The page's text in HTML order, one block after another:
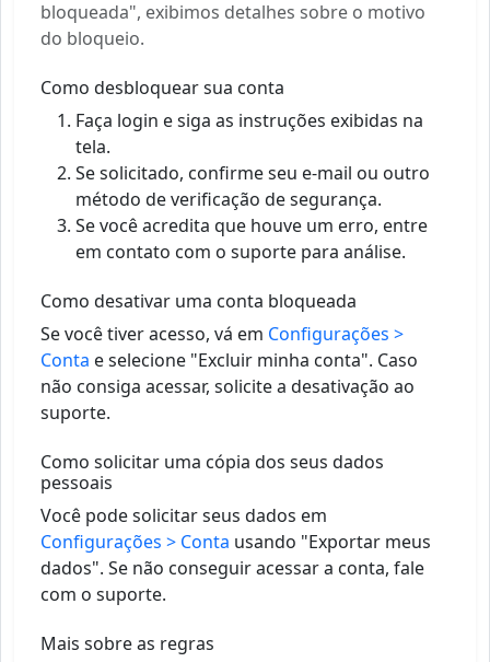
bloqueada", exibimos detalhes sobre o motivo
do bloqueio.
Como desbloquear sua conta
Faça login e siga as instruções exibidas na
tela.
Se solicitado, confirme seu e-mail ou outro
método de verificação de segurança.
Se você acredita que houve um erro, entre
em contato com o suporte para análise.
Como desativar uma conta bloqueada
Se você tiver acesso, vá em Configurações >
Conta e selecione "Excluir minha conta". Caso
não consiga acessar, solicite a desativação ao
suporte.
Como solicitar uma cópia dos seus dados
pessoais
Você pode solicitar seus dados em
Configurações > Conta usando "Exportar meus
dados". Se não conseguir acessar a conta, fale
com o suporte.
Mais sobre as regras